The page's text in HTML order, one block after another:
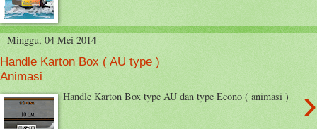
Minggu, 04 Mei 2014
Handle Karton Box ( AU type )
Animasi
›
Handle Karton Box type AU dan type Econo ( animasi )